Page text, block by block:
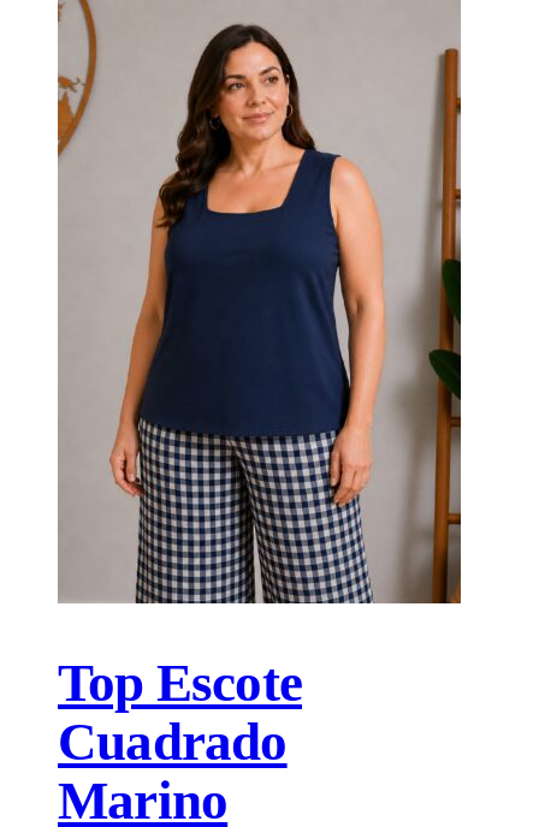
Top Escote
Cuadrado
Marino